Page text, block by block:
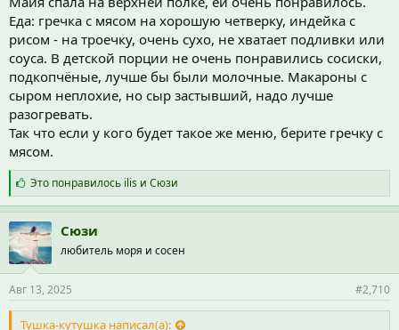
Еда: гречка с мясом на хорошую четверку, индейка с
рисом - на троечку, очень сухо, не хватает подливки или
соуса. В детской порции не очень понравились сосиски,
подкопчёные, лучше бы были молочные. Макароны с
сыром неплохие, но сыр застывший, надо лучше
разогревать.
Так что если у кого будет такое же меню, берите гречку с
мясом.
С
и
м
п
а
т
и
Это понравилось ilis и Сюзи
Сюзи
любитель моря и сосен
Авг 13, 2025 #2,710
Тушка-кутушка написал(а):